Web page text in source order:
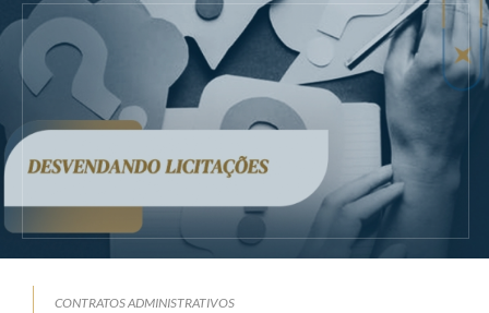
CONTRATOS ADMINISTRATIVOS